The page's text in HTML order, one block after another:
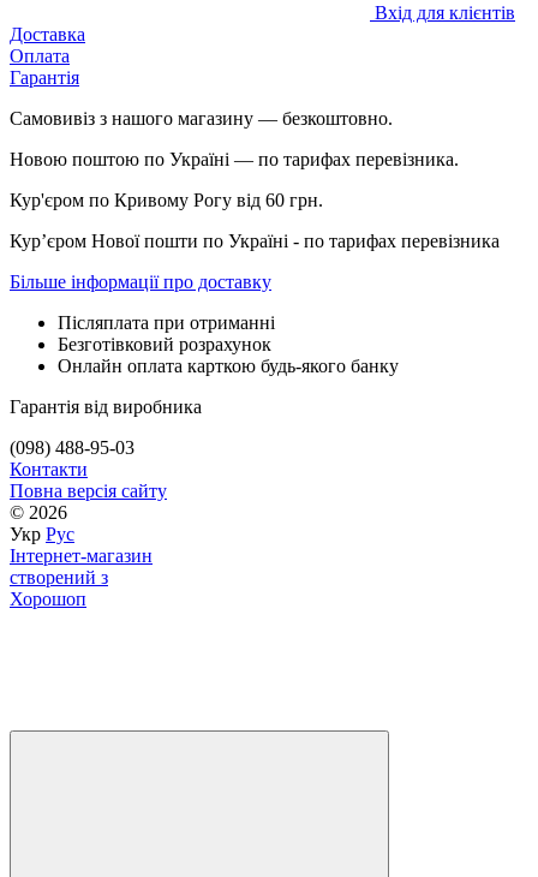
Вхід для клієнтів
Доставка
Оплата
Гарантія
Самовивіз з нашого магазину — безкоштовно.
Новою поштою по Україні — по тарифах перевізника.
Кур'єром по Кривому Рогу від 60 грн.
Курʼєром Нової пошти по Україні - по тарифах перевізника
Більше інформації про доставку
Післяплата при отриманні
Безготівковий розрахунок
Онлайн оплата карткою будь-якого банку
Гарантія від виробника
(098) 488-95-03
Контакти
Повна версія сайту
© 2026
Укр Рус
Інтернет-магазин
створений з
Хорошоп